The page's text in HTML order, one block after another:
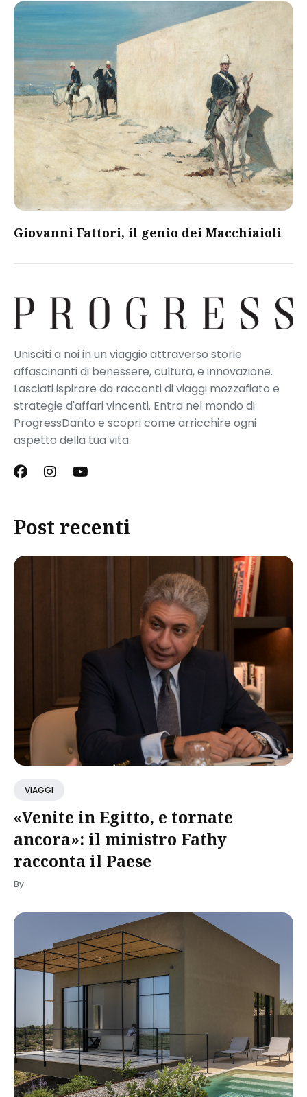
Giovanni Fattori, il genio dei Macchiaioli
Unisciti a noi in un viaggio attraverso storie
affascinanti di benessere, cultura, e innovazione.
Lasciati ispirare da racconti di viaggi mozzafiato e
strategie d'affari vincenti. Entra nel mondo di
ProgressDanto e scopri come arricchire ogni
aspetto della tua vita.
Post recenti
VIAGGI
«Venite in Egitto, e tornate
ancora»: il ministro Fathy
racconta il Paese
By